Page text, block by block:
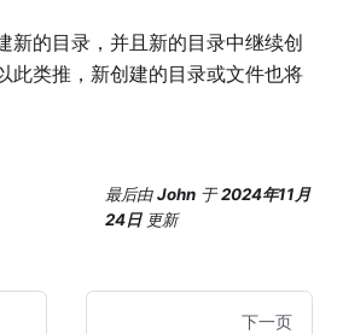
新的目录，并且新的目录中继续创
此类推，新创建的目录或文件也将
最后由John 于2024年11月
24日 更新
下一页